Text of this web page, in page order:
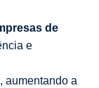
de
e
, aumentando a